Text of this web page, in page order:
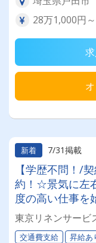
28万1,000円～
新着 7/31掲載
【学歴不問！/
約！☆景気に左
度の高い仕事を
中！】☆正社員
別途支給◎
東京リネンサービ
交通費支給 昇給あ